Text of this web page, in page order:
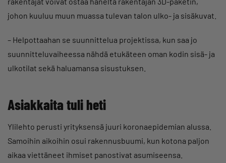
johon kuuluu muun muassa tulevan talon ulko- ja sisäkuvat.
– Helpottaahan se suunnittelua projektissa, kun saa jo
suunnitteluvaiheessa nähdä etukäteen oman kodin sisä- ja
ulkotilat sekä haluamansa sisustuksen.
Asiakkaita tuli heti
Ylilehto perusti yrityksensä juuri koronaepidemian alussa.
Samoihin aikoihin osui rakennusbuumi, kun kotona paljon
aikaa viettäneet ihmiset panostivat asumiseensa.